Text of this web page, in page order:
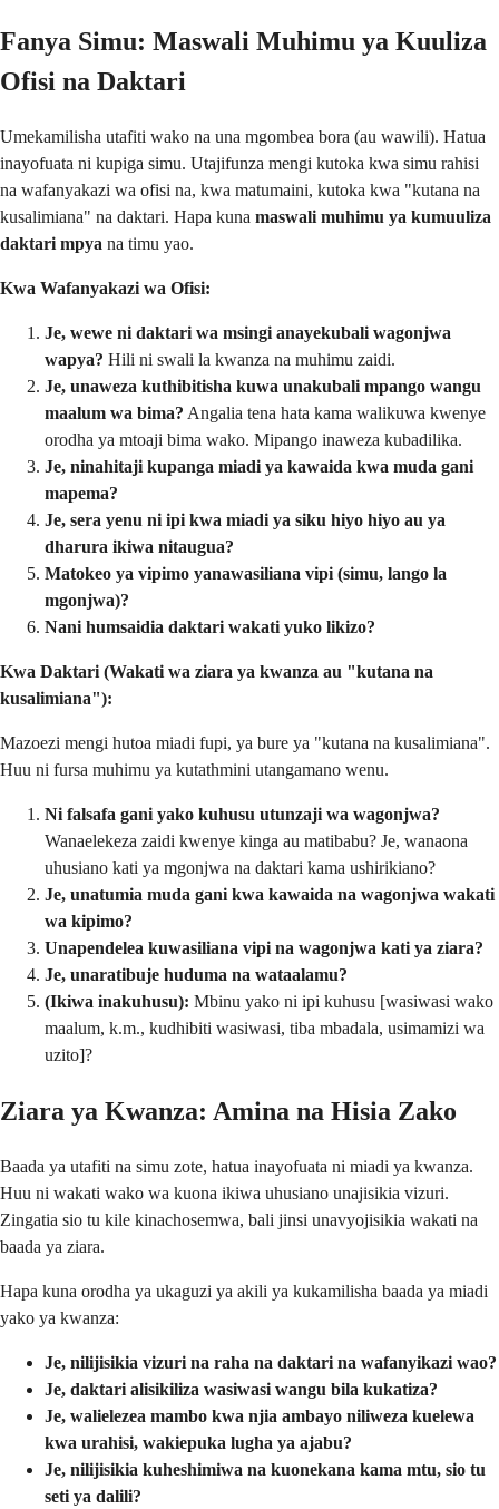
Fanya Simu: Maswali Muhimu ya Kuuliza
Ofisi na Daktari
Umekamilisha utafiti wako na una mgombea bora (au wawili). Hatua
inayofuata ni kupiga simu. Utajifunza mengi kutoka kwa simu rahisi
na wafanyakazi wa ofisi na, kwa matumaini, kutoka kwa "kutana na
kusalimiana" na daktari. Hapa kuna maswali muhimu ya kumuuliza
daktari mpya na timu yao.
Kwa Wafanyakazi wa Ofisi:
Je, wewe ni daktari wa msingi anayekubali wagonjwa
wapya? Hili ni swali la kwanza na muhimu zaidi.
Je, unaweza kuthibitisha kuwa unakubali mpango wangu
maalum wa bima? Angalia tena hata kama walikuwa kwenye
orodha ya mtoaji bima wako. Mipango inaweza kubadilika.
Je, ninahitaji kupanga miadi ya kawaida kwa muda gani
mapema?
Je, sera yenu ni ipi kwa miadi ya siku hiyo hiyo au ya
dharura ikiwa nitaugua?
Matokeo ya vipimo yanawasiliana vipi (simu, lango la
mgonjwa)?
Nani humsaidia daktari wakati yuko likizo?
Kwa Daktari (Wakati wa ziara ya kwanza au "kutana na
kusalimiana"):
Mazoezi mengi hutoa miadi fupi, ya bure ya "kutana na kusalimiana".
Huu ni fursa muhimu ya kutathmini utangamano wenu.
Ni falsafa gani yako kuhusu utunzaji wa wagonjwa?
Wanaelekeza zaidi kwenye kinga au matibabu? Je, wanaona
uhusiano kati ya mgonjwa na daktari kama ushirikiano?
Je, unatumia muda gani kwa kawaida na wagonjwa wakati
wa kipimo?
Unapendelea kuwasiliana vipi na wagonjwa kati ya ziara?
Je, unaratibuje huduma na wataalamu?
(Ikiwa inakuhusu): Mbinu yako ni ipi kuhusu [wasiwasi wako
maalum, k.m., kudhibiti wasiwasi, tiba mbadala, usimamizi wa
uzito]?
Ziara ya Kwanza: Amina na Hisia Zako
Baada ya utafiti na simu zote, hatua inayofuata ni miadi ya kwanza.
Huu ni wakati wako wa kuona ikiwa uhusiano unajisikia vizuri.
Zingatia sio tu kile kinachosemwa, bali jinsi unavyojisikia wakati na
baada ya ziara.
Hapa kuna orodha ya ukaguzi ya akili ya kukamilisha baada ya miadi
yako ya kwanza:
Je, nilijisikia vizuri na raha na daktari na wafanyikazi wao?
Je, daktari alisikiliza wasiwasi wangu bila kukatiza?
Je, walielezea mambo kwa njia ambayo niliweza kuelewa
kwa urahisi, wakiepuka lugha ya ajabu?
Je, nilijisikia kuheshimiwa na kuonekana kama mtu, sio tu
seti ya dalili?